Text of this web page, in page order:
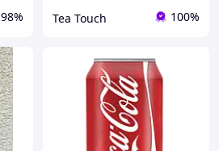
98% Tea Touch 100%